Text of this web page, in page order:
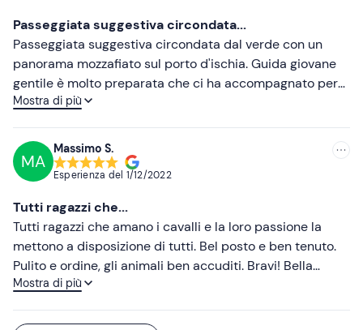
Passeggiata suggestiva circondata...
Passeggiata suggestiva circondata dal verde con un
panorama mozzafiato sul porto d'ischia. Guida giovane
gentile è molto preparata che ci ha accompagnato per
tutto il percorso fatto di scale e sentieri immessi nella
Mostra di più
MA
Massimo S.
Esperienza del 1/12/2022
Tutti ragazzi che...
Tutti ragazzi che amano i cavalli e la loro passione la
mettono a disposizione di tutti. Bel posto e ben tenuto.
Pulito e ordine, gli animali ben accuditi. Bravi! Bella
passeggiata e soprattutto con cavalli che non sono
Mostra di più